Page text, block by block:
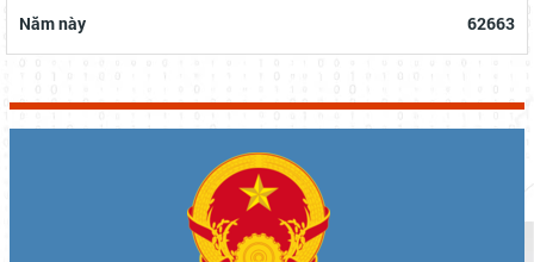
Năm này
62663